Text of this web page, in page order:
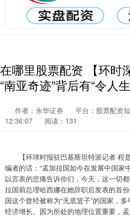
在哪里股票配资 【环时
“南亚奇迹”背后有“令人
作者：永华证券 平台：股票配资
12:36:07
阅读：131
【环球时报驻巴基斯坦特派记者 程是
编者的话：“孟加拉国如今在发展中国家
以言表的悲痛告诉你们，今天，这一切
拉国前总理哈西娜在她辞职后发表的首
国这个曾经被称为“无底篮子”的国家，
经济增长。因为所处的地理位置重要，